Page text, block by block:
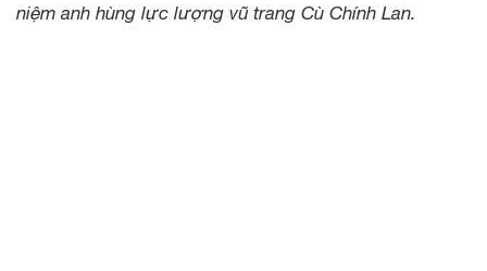
niệm anh hùng lực lượng vũ trang Cù Chính Lan.